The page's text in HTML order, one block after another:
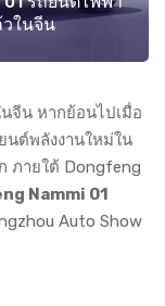
ในจีน
จีน หากย้อนไปเมื่อ
นต์พลังงานใหม่ใน
ภายใต้ Dongfeng
Nammi 01
Auto Show